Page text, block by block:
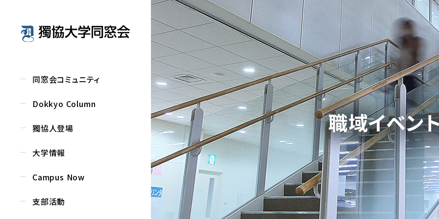
同窓会コミュニティ
Dokkyo Column
獨協人登場
大学情報
Campus Now
支部活動
職域イベン